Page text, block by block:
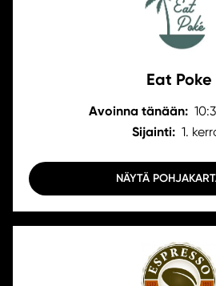
Eat Poke
Avoinna tänään:
Sijainti: 1.
NÄYTÄ